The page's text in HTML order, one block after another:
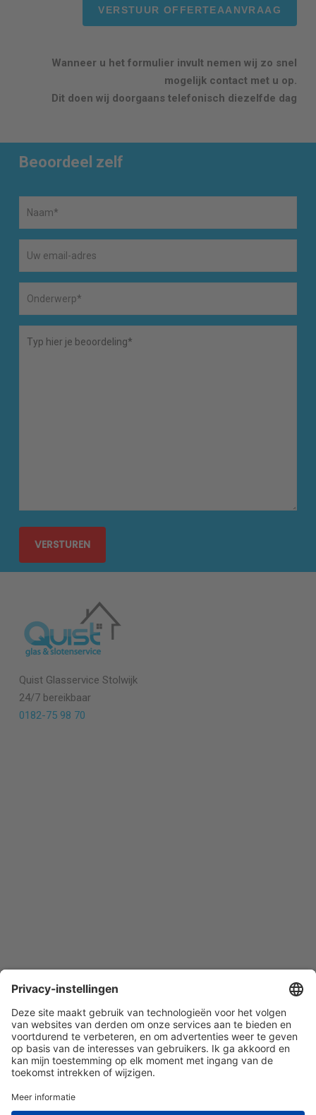
Wanneer u het formulier invult nemen wij zo snel
mogelijk contact met u op.
Dit doen wij doorgaans telefonisch diezelfde dag
Beoordeel zelf
Quist Glasservice Stolwijk
24/7 bereikbaar
0182-75 98 70